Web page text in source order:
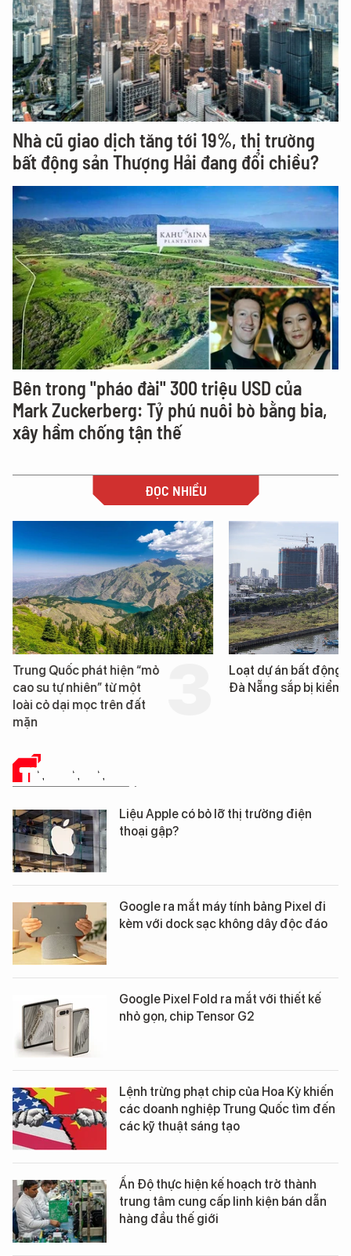
Nhà cũ giao dịch tăng tới 19%, thị trường
bất động sản Thượng Hải đang đổi chiều?
Bên trong "pháo đài" 300 triệu USD của
Mark Zuckerberg: Tỷ phú nuôi bò bằng bia,
xây hầm chống tận thế
ĐỌC NHIỀU
Trung Quốc phát hiện “mỏ
cao su tự nhiên” từ một
loài cỏ dại mọc trên đất
mặn
Loạt dự án bất động
Đà Nẵng sắp bị kiểm
TIN CÔNG NGHỆ
Liệu Apple có bỏ lỡ thị trường điện
thoại gập?
Google ra mắt máy tính bảng Pixel đi
kèm với dock sạc không dây độc đáo
Google Pixel Fold ra mắt với thiết kế
nhỏ gọn, chip Tensor G2
Lệnh trừng phạt chip của Hoa Kỳ khiến
các doanh nghiệp Trung Quốc tìm đến
các kỹ thuật sáng tạo
Ấn Độ thực hiện kế hoạch trở thành
trung tâm cung cấp linh kiện bán dẫn
hàng đầu thế giới